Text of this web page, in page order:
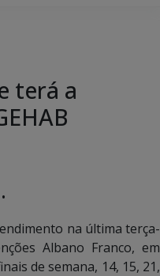
terá a
na última terça-
Albano Franco, em
de semana, 14, 15, 21,